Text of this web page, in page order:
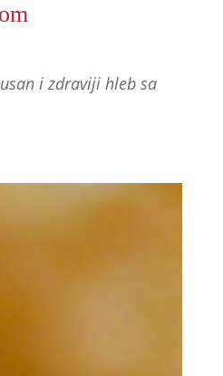
i zdraviji hleb sa